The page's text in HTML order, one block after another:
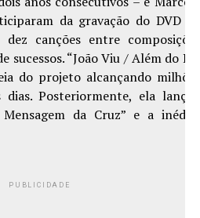
da gravação do DVD de
canções entre composições
sucessos. “João Viu / Além do Rio
do projeto alcançando milhões
dias. Posteriormente, ela lançou
da Cruz” e a inédita
PUBLICIDADE